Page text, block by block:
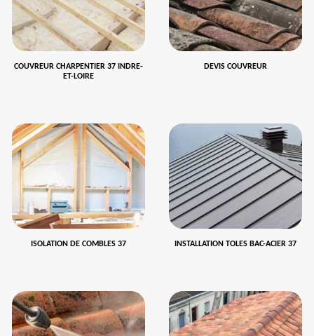
COUVREUR CHARPENTIER 37 INDRE-
ET-LOIRE
DEVIS COUVREUR
ISOLATION DE COMBLES 37 INSTALLATION TOLES BAC-ACIER 37